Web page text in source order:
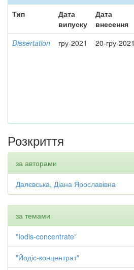
Тип
Дата
випуску
Дата
внесення
Dissertation гру-2021 20-гру-2021
Розкриття
за авторами
Далєвська, Діана Ярославівна
за темами
"Iodis-concentrate"
"Йодіс-концентрат"